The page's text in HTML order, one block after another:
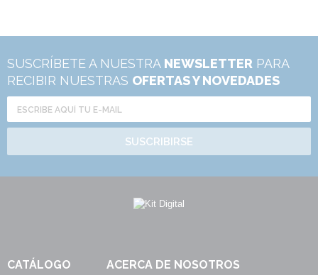
SUSCRÍBETE A NUESTRA NEWSLETTER PARA
RECIBIR NUESTRAS OFERTAS Y NOVEDADES
SUSCRIBIRSE
CATÁLOGO ACERCA DE NOSOTROS